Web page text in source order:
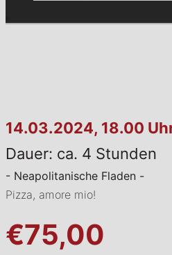
14.03.2024, 18.00
Dauer: ca. 4 Stunden
- Neapolitanische Fladen -
Pizza, amore mio!
€75,00